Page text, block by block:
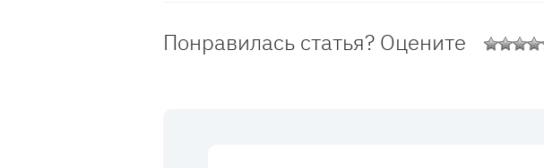
Понравилась статья? Оцените